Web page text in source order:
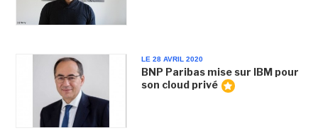
LE 28 AVRIL 2020
BNP Paribas mise sur IBM pour
son cloud privé